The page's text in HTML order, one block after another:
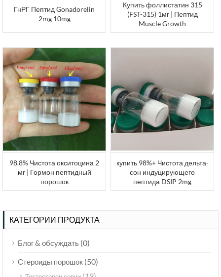
ГнРГ Пептид Gonadorelin
2mg 10mg
Купить фоллистатин 315
(FST-315) 1мг | Пептид
Muscle Growth
98.8% Чистота окситоцина 2
мг | Гормон пептидный
порошок
купить 98%+ Чистота дельта-
сон индуцирующего
пептида DSIP 2mg
КАТЕГОРИИ ПРОДУКТА
Блог & обсуждать (0)
Стероиды порошок (50)